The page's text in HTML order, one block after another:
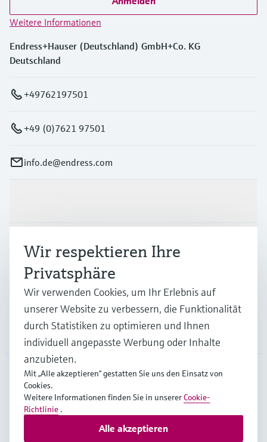
Weitere Informationen
Endress+Hauser (Deutschland) GmbH+Co. KG
Deutschland
+49762197501
+49 (0)7621 97501
info.de@endress.com
Branchen
Support
Unternehmen
DEU
Copyright © Endress+Hauser Group Services AG
Wir respektieren Ihre
Privatsphäre
Wir verwenden Cookies, um Ihr Erlebnis auf
unserer Website zu verbessern, die Funktionalität
durch Statistiken zu optimieren und Ihnen
individuell angepasste Werbung oder Inhalte
anzubieten.
Mit „Alle akzeptieren“ gestatten Sie uns den Einsatz von
Cookies.
Weitere Informationen finden Sie in unsererCookie-
Richtlinie .
Alle akzeptieren